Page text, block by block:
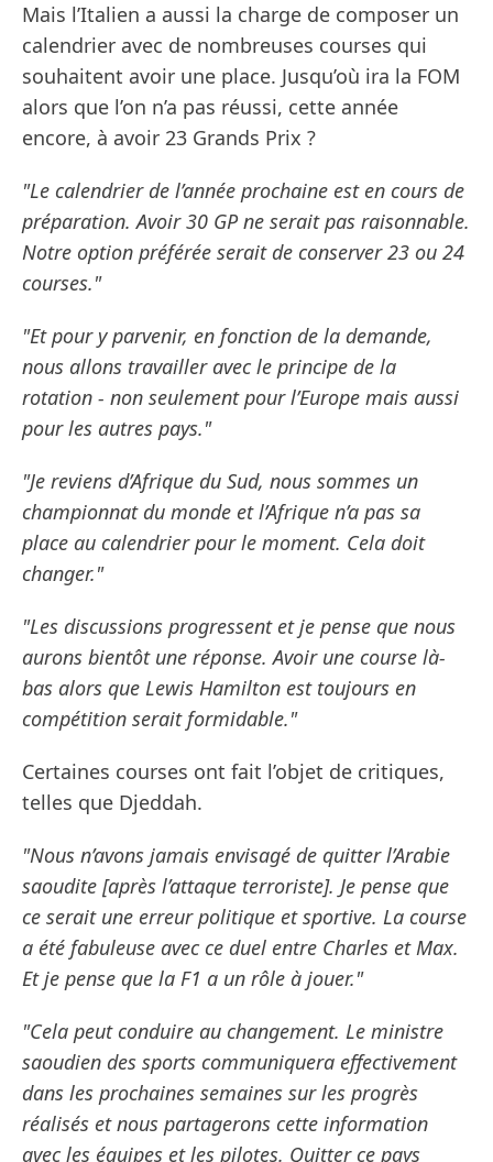
Mais l’Italien a aussi la charge de composer un
calendrier avec de nombreuses courses qui
souhaitent avoir une place. Jusqu’où ira la FOM
alors que l’on n’a pas réussi, cette année
encore, à avoir 23 Grands Prix ?
"Le calendrier de l’année prochaine est en cours de
préparation. Avoir 30 GP ne serait pas raisonnable.
Notre option préférée serait de conserver 23 ou 24
courses."
"Et pour y parvenir, en fonction de la demande,
nous allons travailler avec le principe de la
rotation - non seulement pour l’Europe mais aussi
pour les autres pays."
"Je reviens d’Afrique du Sud, nous sommes un
championnat du monde et l’Afrique n’a pas sa
place au calendrier pour le moment. Cela doit
changer."
"Les discussions progressent et je pense que nous
aurons bientôt une réponse. Avoir une course là-
bas alors que Lewis Hamilton est toujours en
compétition serait formidable."
Certaines courses ont fait l’objet de critiques,
telles que Djeddah.
"Nous n’avons jamais envisagé de quitter l’Arabie
saoudite [après l’attaque terroriste]. Je pense que
ce serait une erreur politique et sportive. La course
a été fabuleuse avec ce duel entre Charles et Max.
Et je pense que la F1 a un rôle à jouer."
"Cela peut conduire au changement. Le ministre
saoudien des sports communiquera effectivement
dans les prochaines semaines sur les progrès
réalisés et nous partagerons cette information
avec les équipes et les pilotes. Quitter ce pays